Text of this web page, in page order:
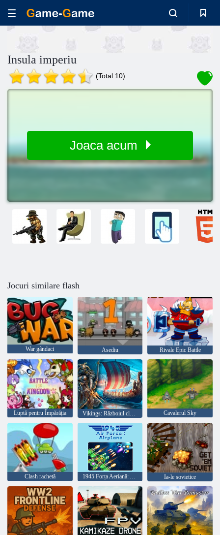
Insula imperiu
(Total 10)
Joaca acum
Jocuri similare flash
War gândaci Asediu Rivale Epic Battle
Luptă pentru Împărăția Vikings: Războiul clanurilor Cavalerul Sky
Clash rachetă Ia-le sovietice